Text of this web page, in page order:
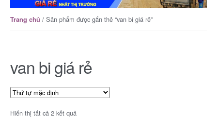
Trang chủ / Sản phẩm được gắn thẻ “van bi giá rẻ”
van bi giá rẻ
Hiển thị tất cả 2 kết quả